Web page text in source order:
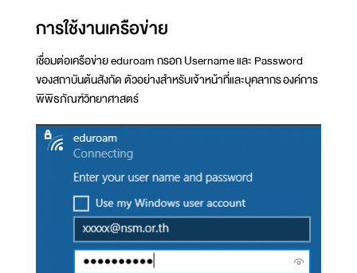
การใช้งานเครือข่าย
เชื่อมต่อเครือข่าย eduroam กรอก Username และ Password
ของสถาบันต้นสังกัด ตัวอย่างสำหรับเจ้าหน้าที่และบุคลากร องค์การ
พิพิธภัณฑ์วิทยาศาสตร์